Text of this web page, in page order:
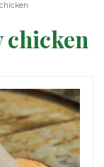
chicken